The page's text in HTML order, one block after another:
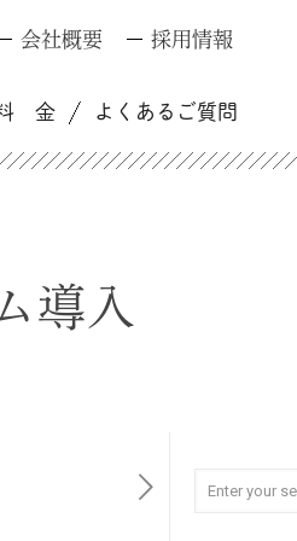
会社概要 採用情報
金 よくあるご質問
導入